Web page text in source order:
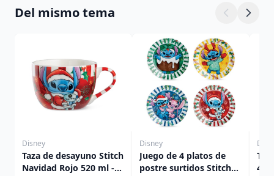
Del mismo tema
Disney
Taza de desayuno Stitch
Navidad Rojo 520 ml -
Disney
Juego de 4 platos de
postre surtidos Stitch